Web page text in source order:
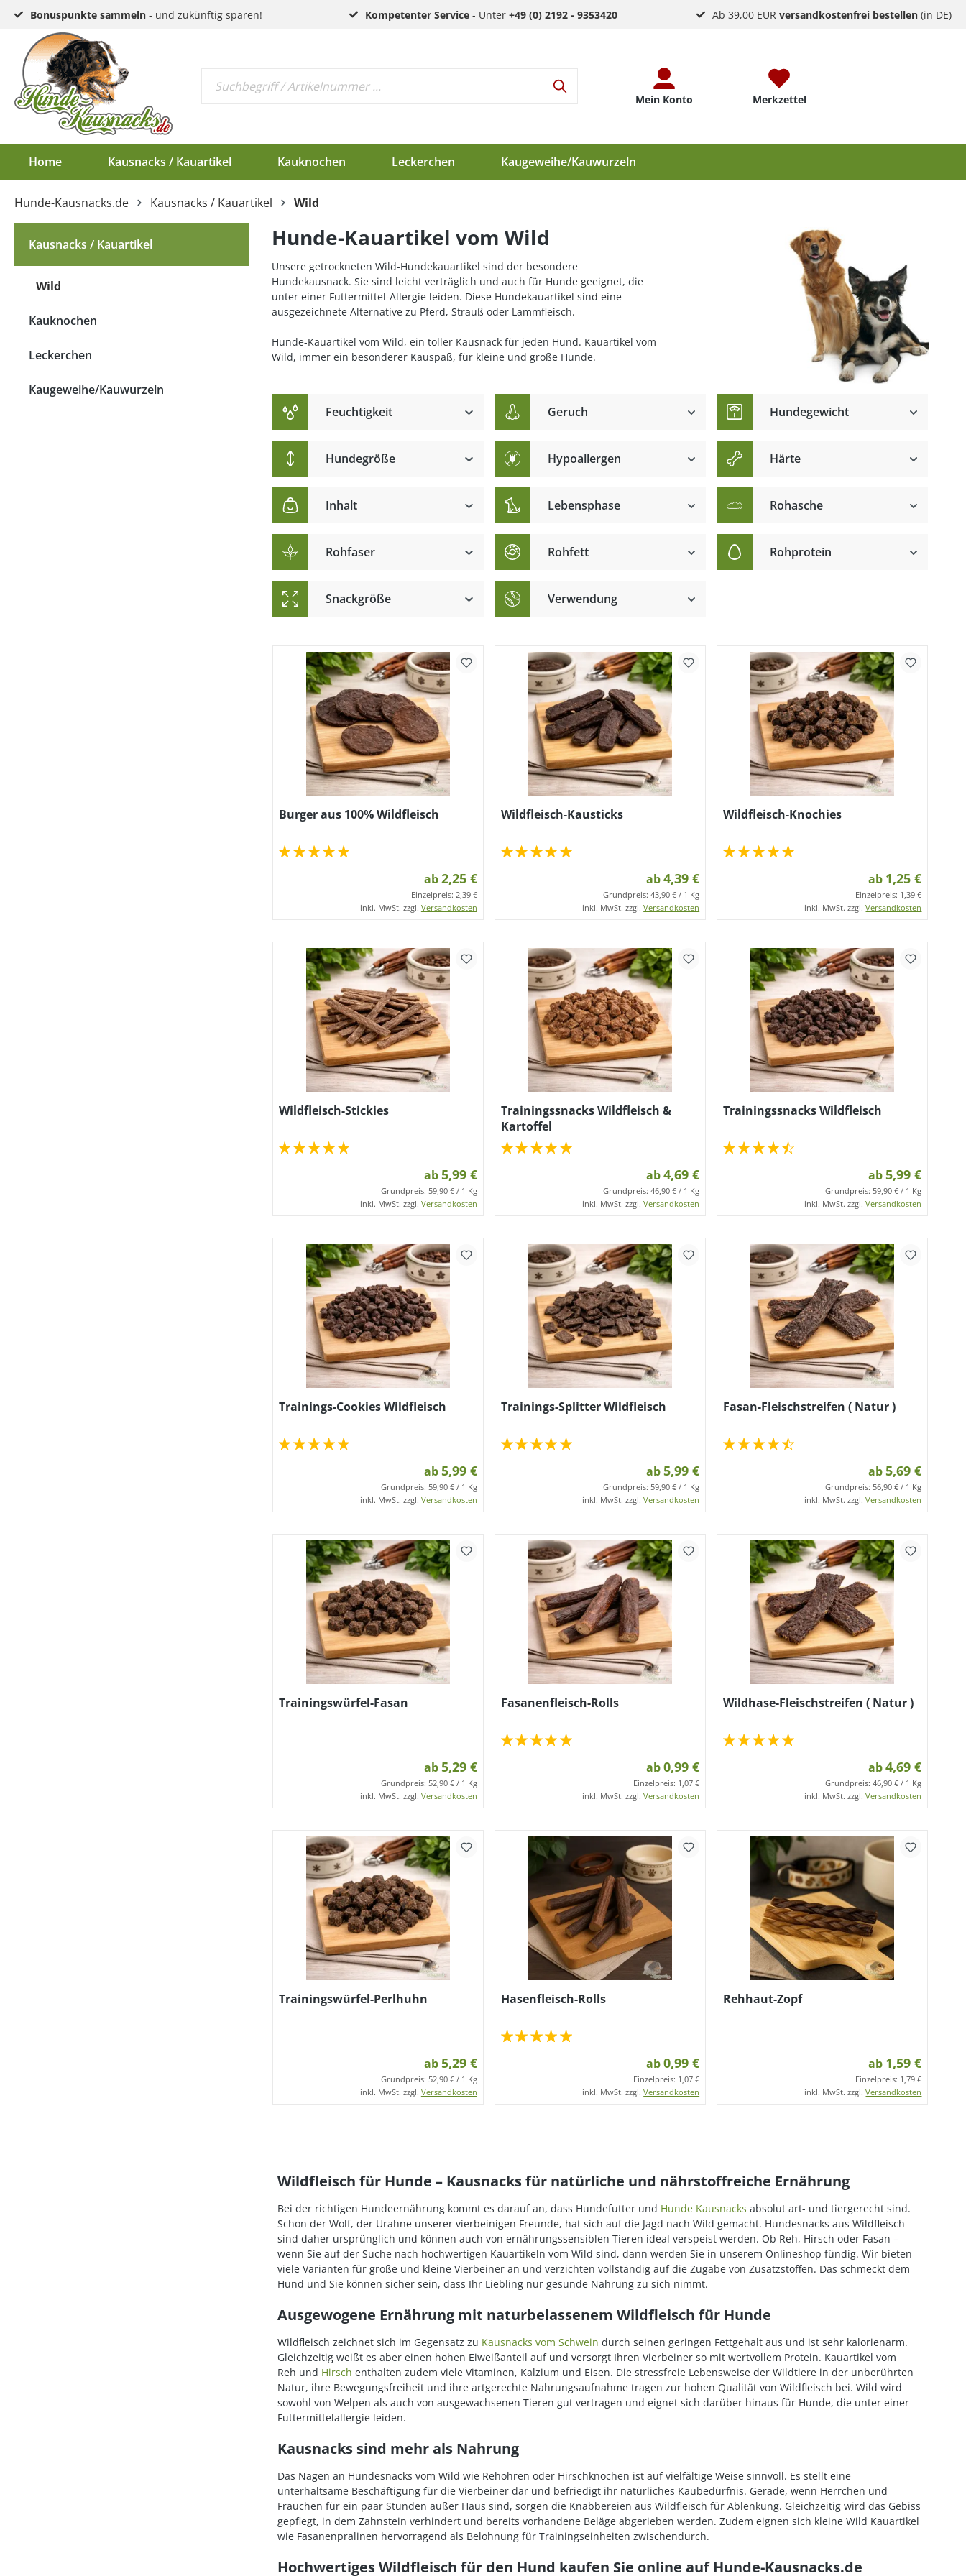
Bonuspunkte sammeln - und zukünftig sparen! Kompetenter Service- Unter +49 (0) 2192 - 9353420 Ab 39,00 EURversandkostenfrei bestellen (in DE)
Mein Konto Merkzettel
Home Kausnacks / Kauartikel Kauknochen Leckerchen Kaugeweihe/Kauwurzeln
Schlund & Dörrfleisch
Kopfhaut & Haut
Sehnen
Pansen & Lunge
Leber & Herz
Schwanz & Ochsenschwanz
Maul & Lefzen
Knochen & Beine
Kauknochen EU-Ware
Kauknochen Standard
Endloswürstchen
Mini-Würstchen
Kaugeweihe Half
Dam-Schäufle
Hirschgeweih-Rosetten
Hunde-Kausnacks.de Kausnacks / Kauartikel Wild
Kausnacks / Kauartikel
Wild
Kauknochen
Leckerchen
Kaugeweihe/Kauwurzeln
Hunde-Kauartikel vom Wild
Unsere getrockneten Wild-Hundekauartikel sind der besondere
Hundekausnack. Sie sind leicht verträglich und auch für Hunde geeignet, die
unter einer Futtermittel-Allergie leiden. Diese Hundekauartikel sind eine
ausgezeichnete Alternative zu Pferd, Strauß oder Lammfleisch.
Hunde-Kauartikel vom Wild, ein toller Kausnack für jeden Hund. Kauartikel vom
Wild, immer ein besonderer Kauspaß, für kleine und große Hunde.
Feuchtigkeit Geruch Hundegewicht
Hundegröße Hypoallergen Härte
Inhalt Lebensphase Rohasche
Rohfaser Rohfett Rohprotein
Snackgröße Verwendung
Burger aus 100% Wildfleisch
ab2,25 €
Einzelpreis: 2,39 €
inkl. MwSt. zzgl. Versandkosten
Wildfleisch-Kausticks
ab4,39 €
Grundpreis:43,90 € / 1 Kg
inkl. MwSt. zzgl.Versandkosten
Wildfleisch-Knochies
ab 1,25 €
Einzelpreis: 1,39 €
inkl. MwSt. zzgl.Versandkosten
Wildfleisch-Stickies
ab5,99 €
Grundpreis: 59,90 € / 1 Kg
inkl. MwSt. zzgl. Versandkosten
Trainingssnacks Wildfleisch &
Kartoffel
ab4,69 €
Grundpreis:46,90 € / 1 Kg
inkl. MwSt. zzgl.Versandkosten
Trainingssnacks Wildfleisch
ab5,99 €
Grundpreis:59,90 € / 1 Kg
inkl. MwSt. zzgl.Versandkosten
Trainings-Cookies Wildfleisch
ab5,99 €
Grundpreis: 59,90 € / 1 Kg
inkl. MwSt. zzgl. Versandkosten
Trainings-Splitter Wildfleisch
ab5,99 €
Grundpreis:59,90 € / 1 Kg
inkl. MwSt. zzgl.Versandkosten
Fasan-Fleischstreifen ( Natur )
ab5,69 €
Grundpreis:56,90 € / 1 Kg
inkl. MwSt. zzgl.Versandkosten
Trainingswürfel-Fasan
ab5,29 €
Grundpreis: 52,90 € / 1 Kg
inkl. MwSt. zzgl. Versandkosten
Fasanenfleisch-Rolls
ab0,99 €
Einzelpreis: 1,07 €
inkl. MwSt. zzgl.Versandkosten
Wildhase-Fleischstreifen ( Natur )
ab4,69 €
Grundpreis:46,90 € / 1 Kg
inkl. MwSt. zzgl.Versandkosten
Trainingswürfel-Perlhuhn
ab5,29 €
Grundpreis: 52,90 € / 1 Kg
inkl. MwSt. zzgl. Versandkosten
Hasenfleisch-Rolls
ab0,99 €
Einzelpreis: 1,07 €
inkl. MwSt. zzgl.Versandkosten
Rehhaut-Zopf
ab 1,59 €
Einzelpreis: 1,79 €
inkl. MwSt. zzgl.Versandkosten
Wildfleisch für Hunde – Kausnacks für natürliche und nährstoffreiche Ernährung
Bei der richtigen Hundeernährung kommt es darauf an, dass Hundefutter und Hunde Kausnacks absolut art- und tiergerecht sind.
Schon der Wolf, der Urahne unserer vierbeinigen Freunde, hat sich auf die Jagd nach Wild gemacht. Hundesnacks aus Wildfleisch
sind daher ursprünglich und können auch von ernährungssensiblen Tieren ideal verspeist werden. Ob Reh, Hirsch oder Fasan –
wenn Sie auf der Suche nach hochwertigen Kauartikeln vom Wild sind, dann werden Sie in unserem Onlineshop fündig. Wir bieten
viele Varianten für große und kleine Vierbeiner an und verzichten vollständig auf die Zugabe von Zusatzstoffen. Das schmeckt dem
Hund und Sie können sicher sein, dass Ihr Liebling nur gesunde Nahrung zu sich nimmt.
Ausgewogene Ernährung mit naturbelassenem Wildfleisch für Hunde
Wildfleisch zeichnet sich im Gegensatz zu Kausnacks vom Schwein durch seinen geringen Fettgehalt aus und ist sehr kalorienarm.
Gleichzeitig weißt es aber einen hohen Eiweißanteil auf und versorgt Ihren Vierbeiner so mit wertvollem Protein. Kauartikel vom
Reh und Hirsch enthalten zudem viele Vitaminen, Kalzium und Eisen. Die stressfreie Lebensweise der Wildtiere in der unberührten
Natur, ihre Bewegungsfreiheit und ihre artgerechte Nahrungsaufnahme tragen zur hohen Qualität von Wildfleisch bei. Wild wird
sowohl von Welpen als auch von ausgewachsenen Tieren gut vertragen und eignet sich darüber hinaus für Hunde, die unter einer
Futtermittelallergie leiden.
Kausnacks sind mehr als Nahrung
Das Nagen an Hundesnacks vom Wild wie Rehohren oder Hirschknochen ist auf vielfältige Weise sinnvoll. Es stellt eine
unterhaltsame Beschäftigung für die Vierbeiner dar und befriedigt ihr natürliches Kaubedürfnis. Gerade, wenn Herrchen und
Frauchen für ein paar Stunden außer Haus sind, sorgen die Knabbereien aus Wildfleisch für Ablenkung. Gleichzeitig wird das Gebiss
gepflegt, in dem Zahnstein verhindert und bereits vorhandene Beläge abgerieben werden. Zudem eignen sich kleine Wild Kauartikel
wie Fasanenpralinen hervorragend als Belohnung für Trainingseinheiten zwischendurch.
Hochwertiges Wildfleisch für den Hund kaufen Sie online auf Hunde-Kausnacks.de